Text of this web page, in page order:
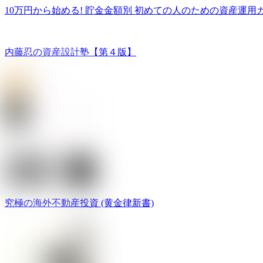
10万円から始める! 貯金金額別 初めての人のための資産運用
内藤忍の資産設計塾【第４版】
究極の海外不動産投資 (黄金律新書)